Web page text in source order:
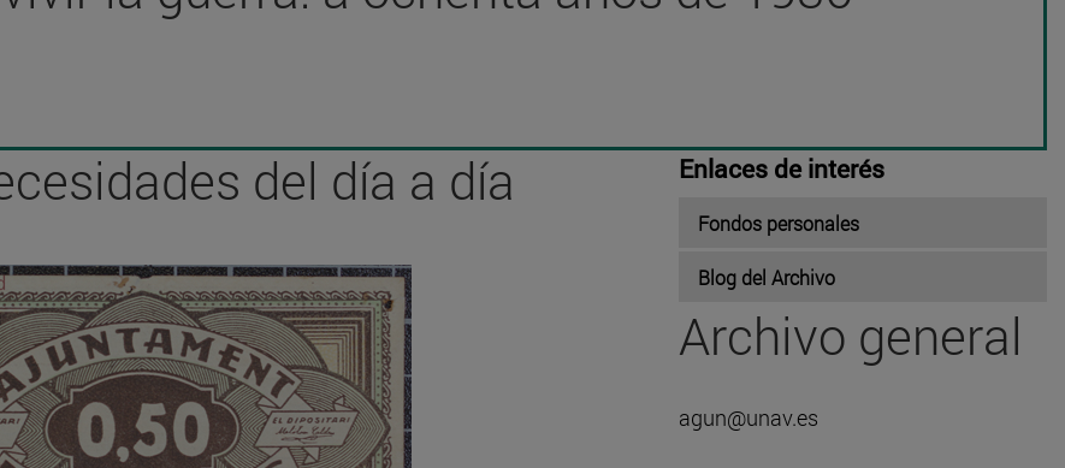
del día a día Enlaces de interés
Fondos personales
Blog del Archivo
Archivo general
agun@unav.es